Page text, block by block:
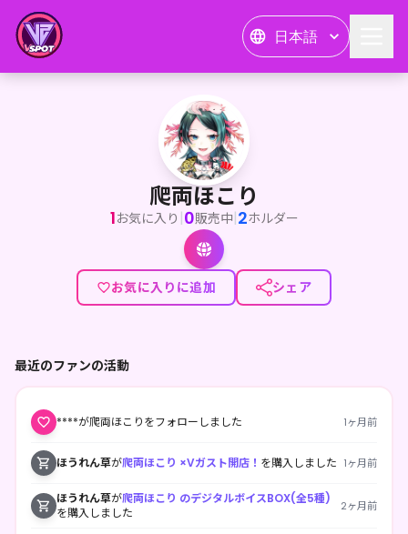
日本語
爬両ほこり
<p>初めましての方も、ほこリスナーのみんなも、こんれお
爬両ほこり
1お気に入り |0販売中|2ホルダー
お気に入りに追加 シェア
最近のファンの活動
****が爬両ほこりをフォローしました 1ヶ月前
ほうれん草が爬両ほこり ×Vガスト開店！ を購入しました 1ヶ月前
ほうれん草が爬両ほこり のデジタルボイスBOX(全5種)
を購入しました
2ヶ月前